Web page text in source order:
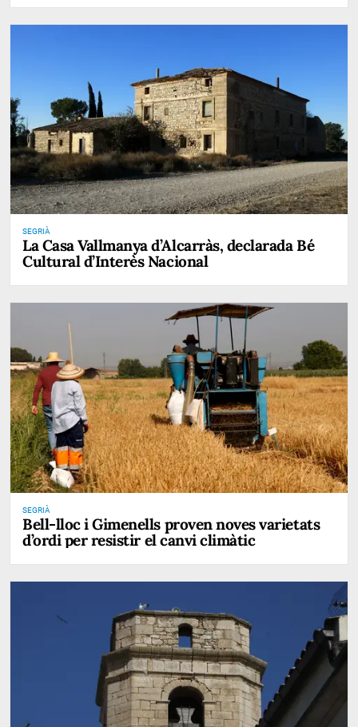
SEGRIÀ
La Casa Vallmanya d’Alcarràs, declarada Bé
Cultural d’Interès Nacional
SEGRIÀ
Bell-lloc i Gimenells proven noves varietats
d’ordi per resistir el canvi climàtic